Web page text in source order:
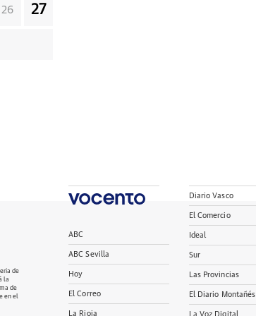
26 27
de
la
de
en el
ABC
ABC Sevilla
Hoy
El Correo
La Rioja
Diario Vasco
El Comercio
Ideal
Sur
Las Provincias
El Diario Montañés
La Voz Digital